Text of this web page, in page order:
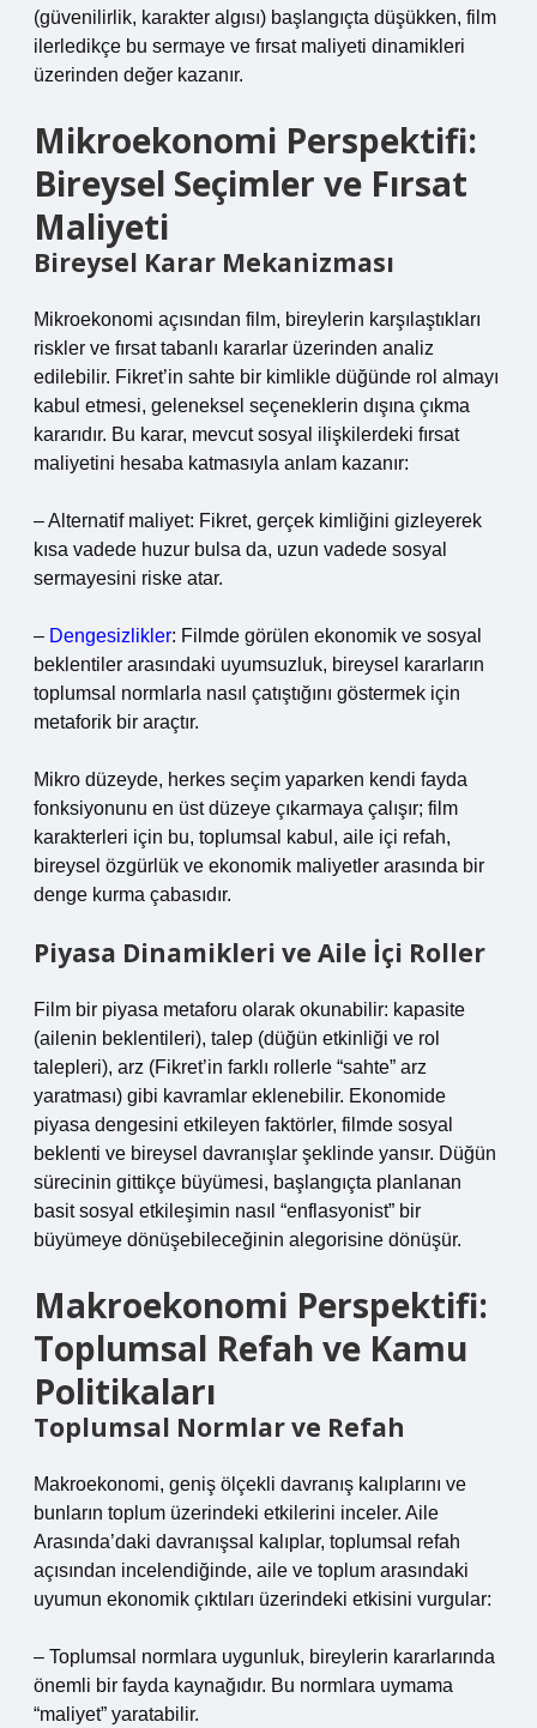
(güvenilirlik, karakter algısı) başlangıçta düşükken, film
ilerledikçe bu sermaye ve fırsat maliyeti dinamikleri
üzerinden değer kazanır.
Mikroekonomi Perspektifi:
Bireysel Seçimler ve Fırsat
Maliyeti
Bireysel Karar Mekanizması
Mikroekonomi açısından film, bireylerin karşılaştıkları
riskler ve fırsat tabanlı kararlar üzerinden analiz
edilebilir. Fikret’in sahte bir kimlikle düğünde rol almayı
kabul etmesi, geleneksel seçeneklerin dışına çıkma
kararıdır. Bu karar, mevcut sosyal ilişkilerdeki fırsat
maliyetini hesaba katmasıyla anlam kazanır:
– Alternatif maliyet: Fikret, gerçek kimliğini gizleyerek
kısa vadede huzur bulsa da, uzun vadede sosyal
sermayesini riske atar.
– Dengesizlikler: Filmde görülen ekonomik ve sosyal
beklentiler arasındaki uyumsuzluk, bireysel kararların
toplumsal normlarla nasıl çatıştığını göstermek için
metaforik bir araçtır.
Mikro düzeyde, herkes seçim yaparken kendi fayda
fonksiyonunu en üst düzeye çıkarmaya çalışır; film
karakterleri için bu, toplumsal kabul, aile içi refah,
bireysel özgürlük ve ekonomik maliyetler arasında bir
denge kurma çabasıdır.
Piyasa Dinamikleri ve Aile İçi Roller
Film bir piyasa metaforu olarak okunabilir: kapasite
(ailenin beklentileri), talep (düğün etkinliği ve rol
talepleri), arz (Fikret’in farklı rollerle “sahte” arz
yaratması) gibi kavramlar eklenebilir. Ekonomide
piyasa dengesini etkileyen faktörler, filmde sosyal
beklenti ve bireysel davranışlar şeklinde yansır. Düğün
sürecinin gittikçe büyümesi, başlangıçta planlanan
basit sosyal etkileşimin nasıl “enflasyonist” bir
büyümeye dönüşebileceğinin alegorisine dönüşür.
Makroekonomi Perspektifi:
Toplumsal Refah ve Kamu
Politikaları
Toplumsal Normlar ve Refah
Makroekonomi, geniş ölçekli davranış kalıplarını ve
bunların toplum üzerindeki etkilerini inceler. Aile
Arasında’daki davranışsal kalıplar, toplumsal refah
açısından incelendiğinde, aile ve toplum arasındaki
uyumun ekonomik çıktıları üzerindeki etkisini vurgular:
– Toplumsal normlara uygunluk, bireylerin kararlarında
önemli bir fayda kaynağıdır. Bu normlara uymama
“maliyet” yaratabilir.